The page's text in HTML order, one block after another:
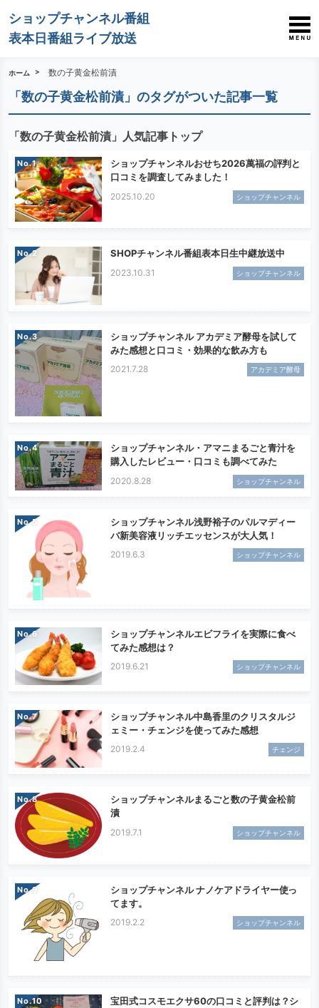
ショップチャンネル番組
表本日番組ライブ放送
ホーム 数の子黄金松前漬
「数の子黄金松前漬」のタグがついた記事一覧
「数の子黄金松前漬」人気記事トップ
No.
ショップチャンネルおせち2026萬福の評判と
口コミを調査してみました！
2025.10.20 ショップチャンネル
No. SHOPチャンネル番組表本日生中継放送中
2023.10.31 ショップチャンネル
No.
ショップチャンネル アカデミア酵母を試して
みた感想と口コミ・効果的な飲み方も
2021.7.28 アカデミア酵母
No.
ショップチャンネル・アマニまるごと青汁を
購入したレビュー・口コミも調べてみた
2020.8.28 ショップチャンネル
No.
ショップチャンネル浅野裕子のパルマディー
バ新美容液リッチエッセンスが大人気！
2019.6.3 ショップチャンネル
No.
ショップチャンネルエビフライを実際に食べ
てみた感想は？
2019.6.21 ショップチャンネル
No.
ショップチャンネル中島香里のクリスタルジ
ェミー・チェンジを使ってみた感想
2019.2.4 チェンジ
No.
ショップチャンネルまるごと数の子黄金松前
漬
2019.7.1 ショップチャンネル
No.
ショップチャンネル ナノケアドライヤー使っ
てます。
2019.2.2 ショップチャンネル
No.
宝田式コスモエクサ60の口コミと評判は？シ